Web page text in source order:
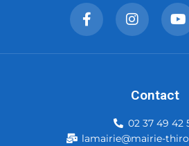
Contact
02 37 49 42
lamairie@mairie-